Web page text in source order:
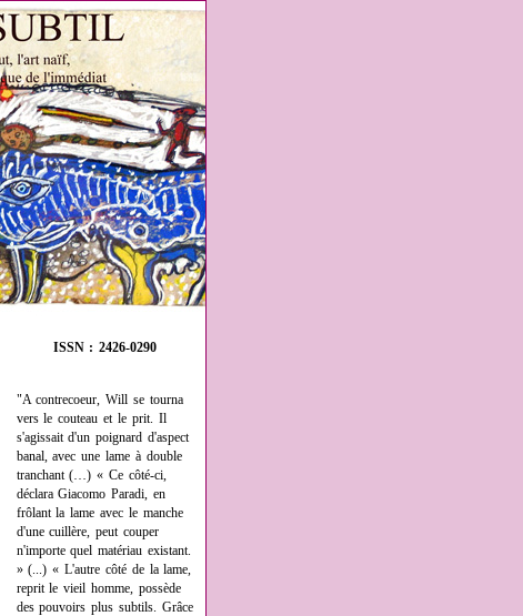
ISSN : 2426-0290
"A contrecoeur, Will se tourna
vers le couteau et le prit. Il
s'agissait d'un poignard d'aspect
banal, avec une lame à double
tranchant (…) « Ce côté-ci,
déclara Giacomo Paradi, en
frôlant la lame avec le manche
d'une cuillère, peut couper
n'importe quel matériau existant.
» (...) « L'autre côté de la lame,
reprit le vieil homme, possède
des pouvoirs plus subtils. Grâce